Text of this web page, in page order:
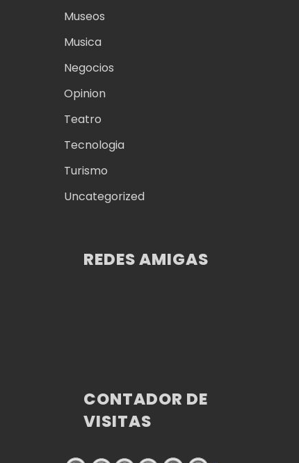
Museos
Musica
Negocios
Opinion
Teatro
Tecnologia
Turismo
Uncategorized
REDES AMIGAS
CONTADOR DE
VISITAS